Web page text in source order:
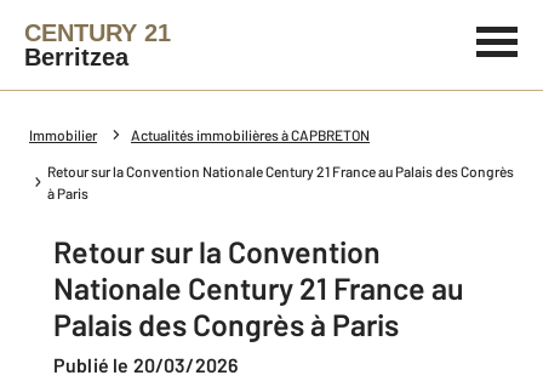
CENTURY 21
Berritzea
Immobilier Actualités immobilières à CAPBRETON
Retour sur la Convention Nationale Century 21 France au Palais des Congrès
à Paris
Retour sur la Convention
Nationale Century 21 France au
Palais des Congrès à Paris
Publié le 20/03/2026